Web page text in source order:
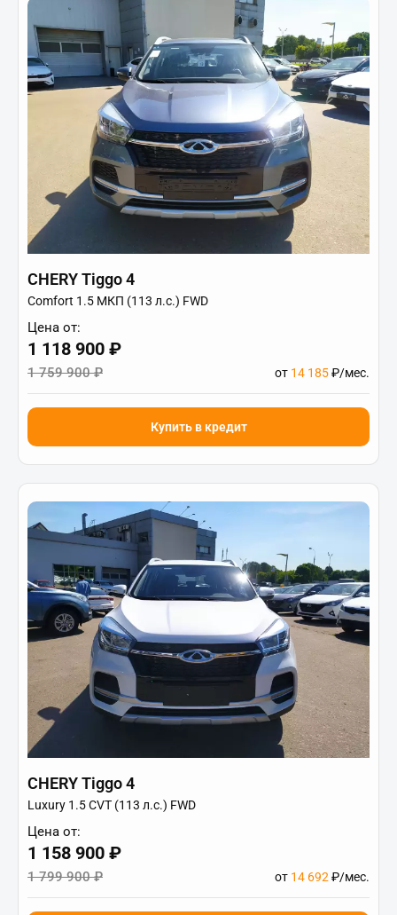
CHERY Tiggo 4
Comfort 1.5 МКП (113 л.с.) FWD
Цена от:
1 118 900 ₽
1 759 900 ₽ от 14 185₽/мес.
Купить в кредит
CHERY Tiggo 4
Luxury 1.5 CVT (113 л.с.) FWD
Цена от:
1 158 900 ₽
1 799 900 ₽ от 14 692₽/мес.